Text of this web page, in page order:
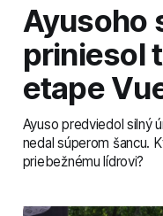
Ayusoho
priniesol
etape
Ayuso predviedol silný
nedal súperom šancu.
priebežnému lídrovi?